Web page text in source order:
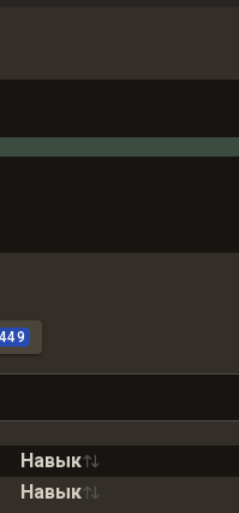
Навык
Навык